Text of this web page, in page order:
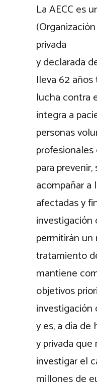
La AECC es
privada
y declarada
lleva 62
lucha contra
integra a
personas
para
acompañar a
afectadas y
permitirán
tratamiento
mantiene
objetivos
investigación
y es, a día de
y privada
investigar el
millones de